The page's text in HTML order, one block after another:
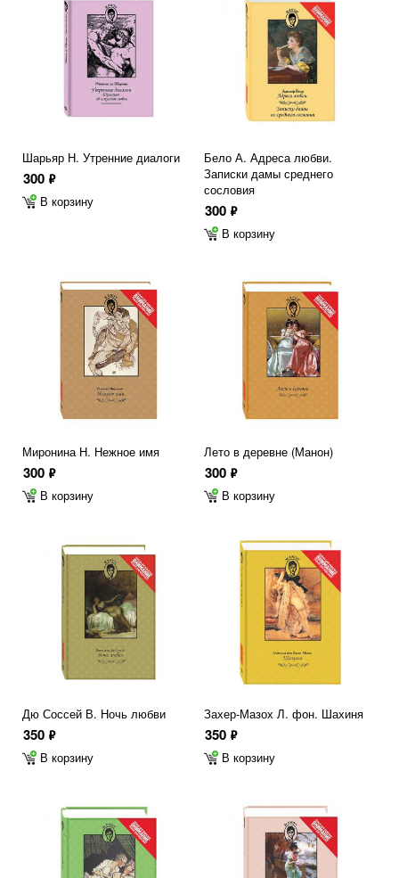
Шарьяр Н. Утренние диалоги
300 ф
В корзину
Бело А. Адреса любви.
Записки дамы среднего
сословия
300 ф
В корзину
Миронина Н. Нежное имя
300 ф
В корзину
Лето в деревне (Манон)
300 ф
В корзину
Дю Соссей В. Ночь любви
350 ф
В корзину
Захер-Мазох Л. фон. Шахиня
350 ф
В корзину